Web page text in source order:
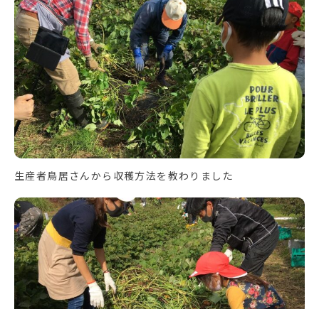
生産者鳥居さんから収穫方法を教わりました